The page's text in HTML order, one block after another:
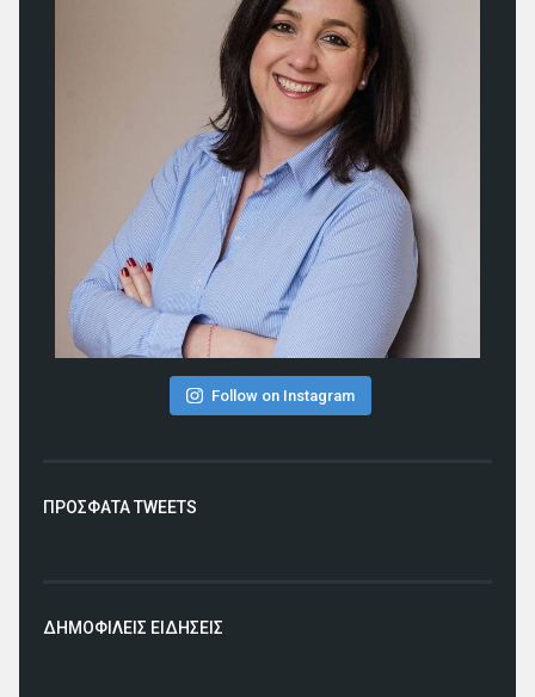
Follow on Instagram
ΠΡΟΣΦΑΤΑ TWEETS
ΔΗΜΟΦΙΛΕΙΣ ΕΙΔΗΣΕΙΣ